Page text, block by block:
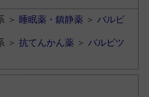
＞ 睡眠薬・鎮静薬 ＞ バルビ
＞抗てんかん薬 ＞ バルビツ